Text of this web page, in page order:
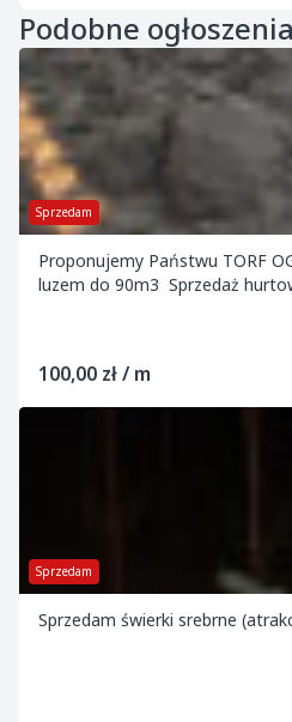
Podobne ogłoszenia
Sprzedam
Proponujemy Państwu TORF
luzem do 90m3 Sprzedaż
100,00 zł / m
Sprzedam
Sprzedam świerki srebrne